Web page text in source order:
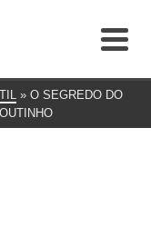
» O SEGREDO DO